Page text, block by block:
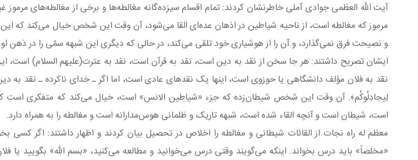
آیت الله العظمی جوادی آملی خاطرنشان کردند: تمام اقسام سیزده‌گانه مغالطه‌ها و برخی از مغالطه‌های
مرموز که مغالطه است، از ناحیه شیاطین در اذهان عده‌ای القا می‌شود، آن وقت این شخص خیال می‌کند که
و نصیحت فرق نمی‌گذارد، و آن را از هوشیاری خود تلقی می‌کند، در حالی که دیگری این شبهه سمّی را در ذهن او
ایشان تصریح داشتند: هر جا سخن از نقد به دین است، نقد به قرآن است، نقد به عترت(علیهم السلام) است،
نقد به فلان مؤلف دانشگاهی یا حوزوی است، اینها یک نقدهای عادی است، اما اگر ـ خدای ناکرده ـ نقد به
لِیجادِلُوكُم﴾. آن وقت این شخص شیطان‌زده که جزء «شیاطین الانس» است، خیال می‌کند که متفکری است که
است، شیطان است و آنچه القاء شده است، شبهه تاریک و ظلمانی هوس‌مدارانه است و مغالطه را به همراه دارد.
معظم له راه نجات از القائات شیطانی و مغالطه را اخلاص در تحصیل بیان کردند و اظهار داشتند: اگر کسی
«مخلصاً» باید درس بخواند. اینکه می‌گویند وقتی درس می‌خوانید و مطالعه می‌کنید، «بسم الله» بگویید یا